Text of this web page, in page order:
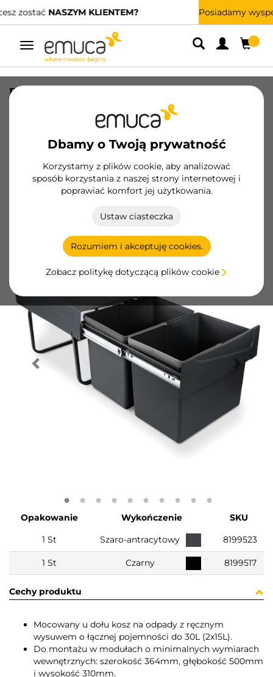
Posiadamy wyspecjalizowanych dystrybutorów.ZNAJDŹ NAJBLIŻSZEGO
Przełącz
nawigację
Dbamy o Twoją prywatność
Korzystamy z plików cookie, aby analizować
sposób korzystania z naszej strony internetowej i
poprawiać komfort jej użytkowania.
Ustaw ciasteczka
Rozumiem i akceptuję cookies.
Zobacz politykę dotyczącą plików cookie
Pojemnik do recyklingu Recycle 2x15
litrów, mocowanie dolne, wysuw
manualny, Plastik, Czarny
8199517/EAN 8432393358390
Zostań klientem
Opakowanie Wykończenie
SKU
1 St
Szaro-antracytowy 8199523
1 St Czarny 8199517
Cechy produktu
Mocowany u dołu kosz na odpady z ręcznym
wysuwem o łącznej pojemności do 30L (2x15L).
Do montażu w modułach o minimalnych wymiarach
wewnętrznych: szerokość 364mm, głębokość 500mm
i wysokość 310mm.